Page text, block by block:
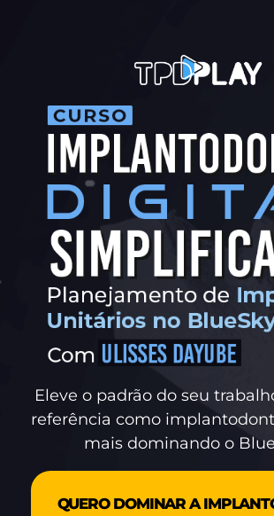
Eleve o padrão do seu
referência como
mais dominando o Blue
QUERO DOMINAR A